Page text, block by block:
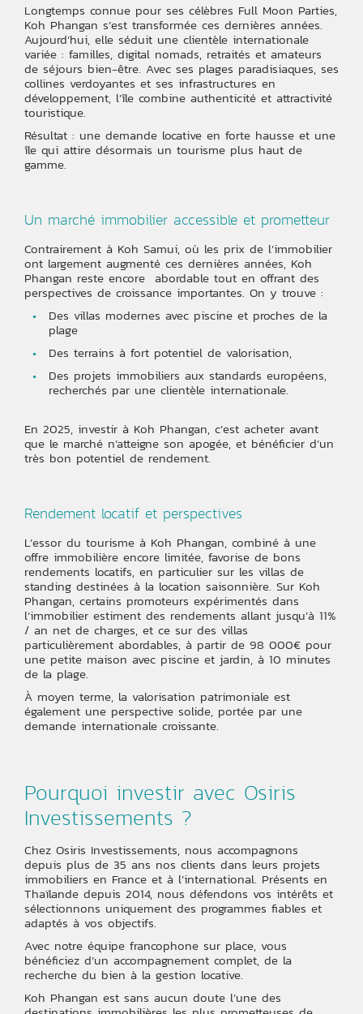
Longtemps connue pour ses célèbres Full Moon Parties,
Koh Phangan s’est transformée ces dernières années.
Aujourd’hui, elle séduit une clientèle internationale
variée : familles, digital nomads, retraités et amateurs
de séjours bien-être. Avec ses plages paradisiaques, ses
collines verdoyantes et ses infrastructures en
développement, l’île combine authenticité et attractivité
touristique.
Résultat : une demande locative en forte hausse et une
île qui attire désormais un tourisme plus haut de
gamme.
Un marché immobilier accessible et prometteur
Contrairement à Koh Samui, où les prix de l’immobilier
ont largement augmenté ces dernières années, Koh
Phangan reste encore abordable tout en offrant des
perspectives de croissance importantes. On y trouve :
Des villas modernes avec piscine et proches de la
plage
Des terrains à fort potentiel de valorisation,
Des projets immobiliers aux standards européens,
recherchés par une clientèle internationale.
En 2025, investir à Koh Phangan, c’est acheter avant
que le marché n’atteigne son apogée, et bénéficier d’un
très bon potentiel de rendement.
Rendement locatif et perspectives
L’essor du tourisme à Koh Phangan, combiné à une
offre immobilière encore limitée, favorise de bons
rendements locatifs, en particulier sur les villas de
standing destinées à la location saisonnière. Sur Koh
Phangan, certains promoteurs expérimentés dans
l’immobilier estiment des rendements allant jusqu’à 11%
/ an net de charges, et ce sur des villas
particulièrement abordables, à partir de 98 000€ pour
une petite maison avec piscine et jardin, à 10 minutes
de la plage.
À moyen terme, la valorisation patrimoniale est
également une perspective solide, portée par une
demande internationale croissante.
Pourquoi investir avec Osiris
Investissements ?
Chez Osiris Investissements, nous accompagnons
depuis plus de 35 ans nos clients dans leurs projets
immobiliers en France et à l’international. Présents en
Thaïlande depuis 2014, nous défendons vos intérêts et
sélectionnons uniquement des programmes fiables et
adaptés à vos objectifs.
Avec notre équipe francophone sur place, vous
bénéficiez d’un accompagnement complet, de la
recherche du bien à la gestion locative.
Koh Phangan est sans aucun doute l’une des